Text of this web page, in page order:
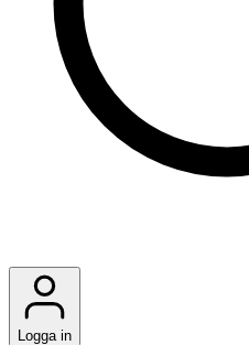
Logga in